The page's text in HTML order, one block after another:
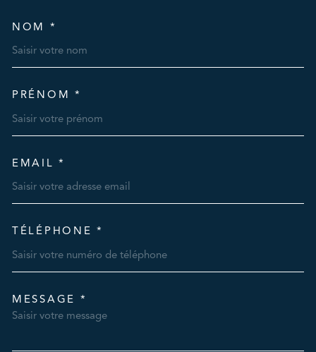
NOM *
PRÉNOM *
EMAIL *
TÉLÉPHONE *
MESSAGE *